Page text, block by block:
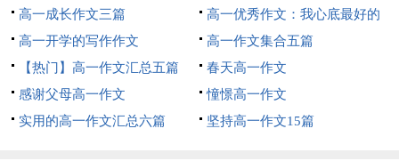
高一成长作文三篇
高一优秀作文：我心底最好的
回忆
高一开学的写作作文
高一作文集合五篇
【热门】高一作文汇总五篇
春天高一作文
感谢父母高一作文
憧憬高一作文
实用的高一作文汇总六篇
坚持高一作文15篇